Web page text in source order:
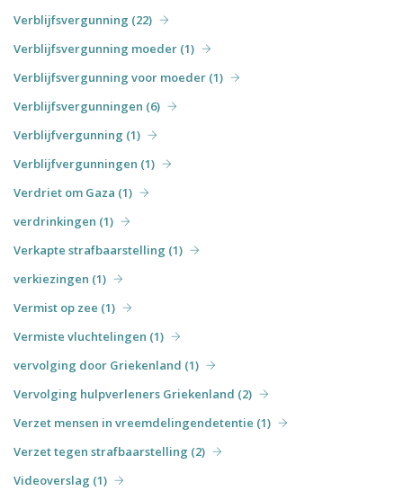
Verblijfsvergunning (22)
Verblijfsvergunning moeder (1)
Verblijfsvergunning voor moeder (1)
Verblijfsvergunningen (6)
Verblijfvergunning (1)
Verblijfvergunningen (1)
Verdriet om Gaza (1)
verdrinkingen (1)
Verkapte strafbaarstelling (1)
verkiezingen (1)
Vermist op zee (1)
Vermiste vluchtelingen (1)
vervolging door Griekenland (1)
Vervolging hulpverleners Griekenland (2)
Verzet mensen in vreemdelingendetentie (1)
Verzet tegen strafbaarstelling (2)
Videoverslag (1)